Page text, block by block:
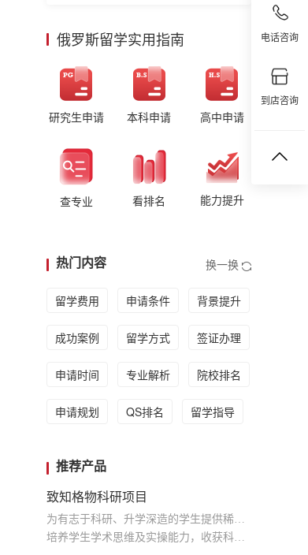
电话咨询
到店咨询
俄罗斯留学实用指南
研究生申请 本科申请 高中申请
查专业 看排名 能力提升
热门内容 换一换
留学费用 申请条件 背景提升
成功案例 留学方式 签证办理
申请时间 专业解析 院校排名
申请规划 QS排名 留学指导
推荐产品
致知格物科研项目
为有志于科研、升学深造的学生提供稀缺的学术资源
培养学生学术思维及实操能力，收获科研实践经历和专业学术论文，为将来学术生涯奠定基础